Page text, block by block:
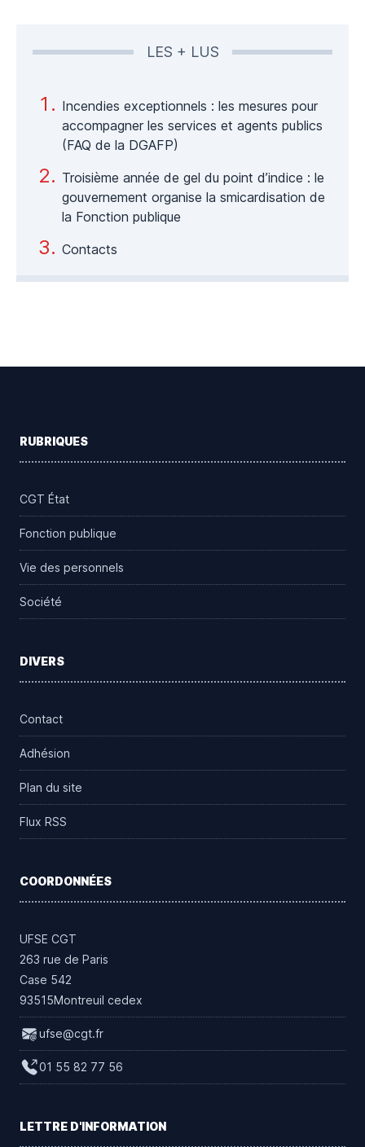
LES + LUS
Incendies exceptionnels : les mesures pour
accompagner les services et agents publics
(FAQ de la DGAFP)
Troisième année de gel du point d’indice : le
gouvernement organise la smicardisation de
la Fonction publique
Contacts
RUBRIQUES
CGT État
Fonction publique
Vie des personnels
Société
DIVERS
Contact
Adhésion
Plan du site
Flux RSS
COORDONNÉES
UFSE CGT
263 rue de Paris
Case 542
93515Montreuil cedex
ufse@cgt.fr
01 55 82 77 56
LETTRE D'INFORMATION